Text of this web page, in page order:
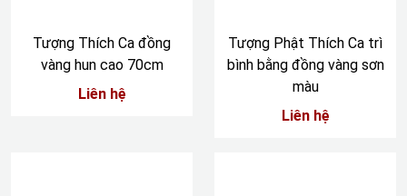
Tượng Thích Ca đồng
vàng hun cao 70cm
Liên hệ
Tượng Phật Thích Ca trì
bình bằng đồng vàng sơn
màu
Liên hệ